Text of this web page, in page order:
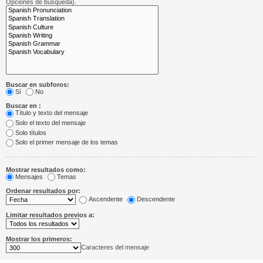
Opciones de búsqueda).
Buscar en subforos:
Sí
No
Buscar en :
Título y texto del mensaje
Solo el texto del mensaje
Solo títulos
Solo el primer mensaje de los temas
Mostrar resultados como:
Mensajes
Temas
Ordenar resultados por:
Ascendente
Descendente
Limitar resultados previos a:
Mostrar los primeros:
Caracteres del mensaje